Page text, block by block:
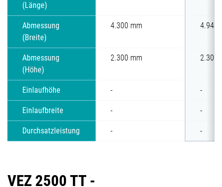
(Länge)
Abmessung
(Breite)
4.300 mm 4.940
Abmessung
(Höhe)
2.300 mm 2.300
Einlaufhöhe - -
Einlaufbreite - -
Durchsatzleistung - -
VEZ 2500 TT -